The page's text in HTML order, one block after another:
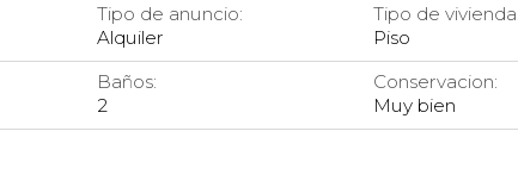
Tipo de anuncio:
Alquiler
Tipo de vivienda:
Piso
Baños:
2
Conservacion:
Muy bien